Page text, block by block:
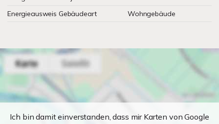
Energieausweis Gebäudeart
Wohngebäude
Ich bin damit einverstanden, dass mir Karten von Google